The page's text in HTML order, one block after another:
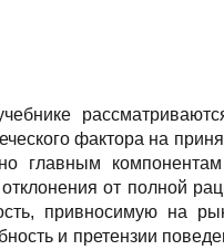
фактора на
главным
от полной
привносимую на
и претензии